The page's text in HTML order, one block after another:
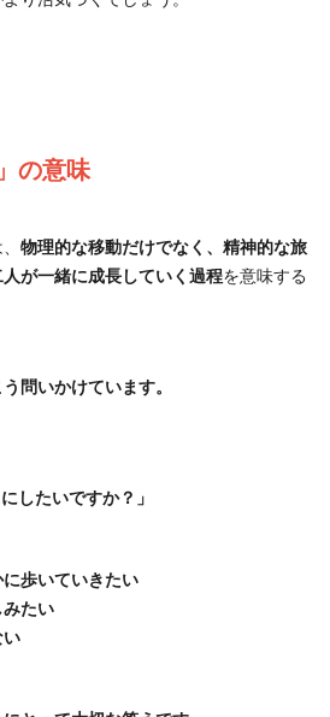
の意味
物理的な移動だけでなく、精神的な旅
が一緒に成長していく過程を意味する
問いかけています。
したいですか？」
歩いていきたい
みたい
い